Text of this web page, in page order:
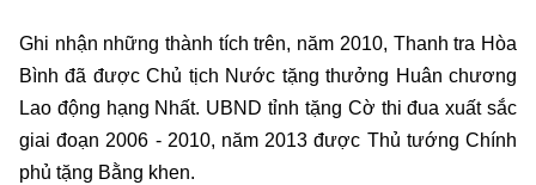
Ghi nhận những thành tích trên, năm 2010, Thanh tra Hòa
Bình đã được Chủ tịch Nước tặng thưởng Huân chương
Lao động hạng Nhất. UBND tỉnh tặng Cờ thi đua xuất sắc
giai đoạn 2006 - 2010, năm 2013 được Thủ tướng Chính
phủ tặng Bằng khen.